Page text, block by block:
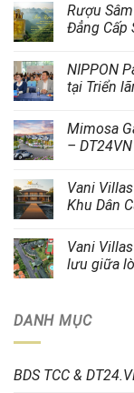
Rượu
Đẳng Cấp
NIPPON
tại Triển
Mimosa
– DT24VN
Vani
Khu Dân
Vani
lưu giữa
DANH MỤC
BDS TCC &